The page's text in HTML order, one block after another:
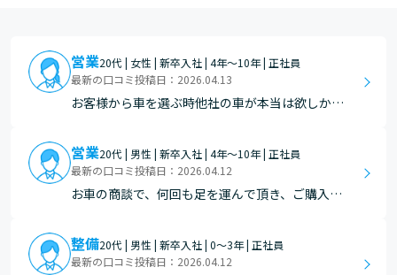
営業20代 | 女性 | 新卒入社 | 4年～10年 | 正社員
最新の口コミ投稿日：2026.04.13
お客様から車を選ぶ時他社の車が本当は欲しかっ
った時
営業20代 | 男性 | 新卒入社 | 4年～10年 | 正社員
最新の口コミ投稿日：2026.04.12
お車の商談で、何回も足を運んで頂き、ご購入し
整備20代 | 男性 | 新卒入社 | 0～3年 | 正社員
最新の口コミ投稿日：2026.04.12